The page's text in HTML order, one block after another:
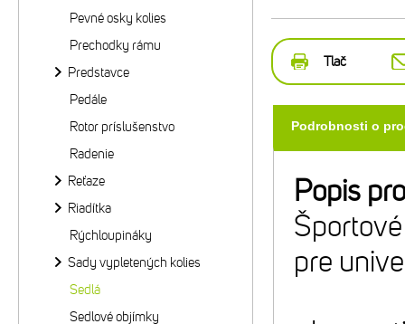
Tlač
Podrobnosti o
Popis
pre
Pevné osky kolies
Prechodky rámu
Predstavce
Pedále
Rotor príslušenstvo
Radenie
Reťaze
Riadítka
Rýchloupináky
Sady vypletených kolies
Sedlá
Sedlové objímky